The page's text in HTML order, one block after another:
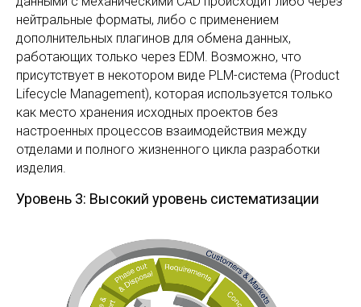
нейтральные форматы, либо с применением
дополнительных плагинов для обмена данных,
работающих только через EDM. Возможно, что
присутствует в некотором виде PLM-система (Product
Lifecycle Management), которая используется только
как место хранения исходных проектов без
настроенных процессов взаимодействия между
отделами и полного жизненного цикла разработки
изделия.
Уровень 3: Высокий уровень систематизации